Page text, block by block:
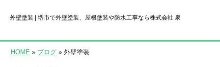
外壁塗装 | 堺市で外壁塗装、屋根塗装や防水工事なら株式会社 泉
HOME » ブログ » 外壁塗装